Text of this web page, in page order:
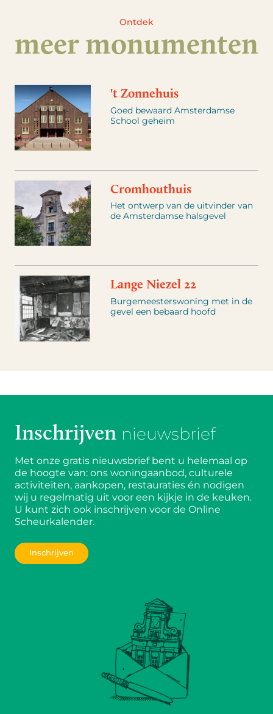
Ontdek
meer monumenten
't Zonnehuis
Goed bewaard Amsterdamse
School geheim
Cromhouthuis
Het ontwerp van de uitvinder van
de Amsterdamse halsgevel
Lange Niezel 22
Burgemeesterswoning met in de
gevel een bebaard hoofd
Inschrijven nieuwsbrief
Met onze gratis nieuwsbrief bent u helemaal op
de hoogte van: ons woningaanbod, culturele
activiteiten, aankopen, restauraties én nodigen
wij u regelmatig uit voor een kijkje in de keuken.
U kunt zich ook inschrijven voor de Online
Scheurkalender.
Inschrijven